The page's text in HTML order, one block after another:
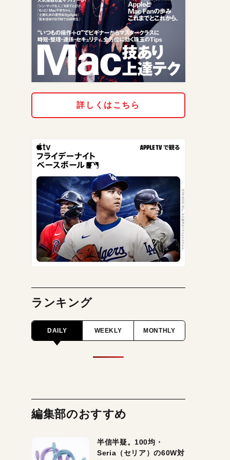
詳しくはこちら
ランキング
DAILY WEEKLY MONTHLY
編集部のおすすめ
半信半疑。100均・
Seria（セリア）の60W対